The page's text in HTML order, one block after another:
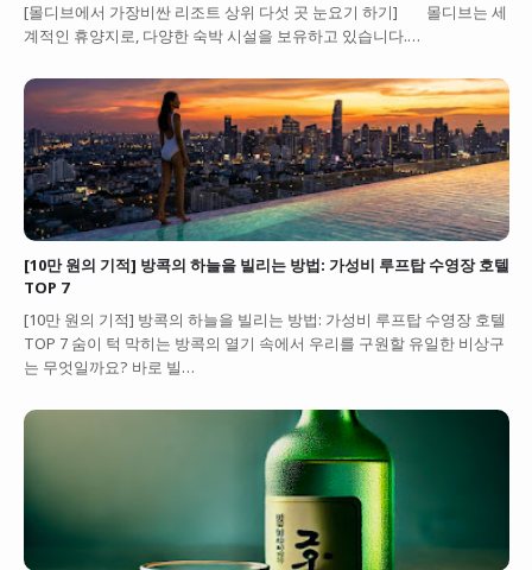
[몰디브에서 가장비싼 리조트 상위 다섯 곳 눈요기 하기] 몰디브는 세
계적인 휴양지로, 다양한 숙박 시설을 보유하고 있습니다.…
[10만 원의 기적] 방콕의 하늘을 빌리는 방법: 가성비 루프탑 수영장 호텔
TOP 7
[10만 원의 기적] 방콕의 하늘을 빌리는 방법: 가성비 루프탑 수영장 호텔
TOP 7 숨이 턱 막히는 방콕의 열기 속에서 우리를 구원할 유일한 비상구
는 무엇일까요? 바로 빌…